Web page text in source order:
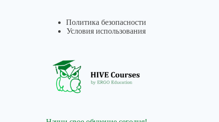
Политика безопасности
Условия использования